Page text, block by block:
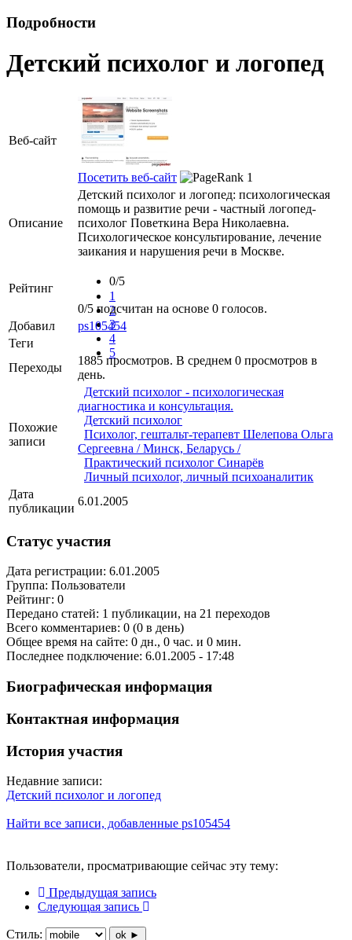
Подробности
Детский психолог и логопед
Веб-сайт
Посетить веб-сайт
Описание
Детский психолог и логопед: психологическая
помощь и развитие речи - частный логопед-
психолог Поветкина Вера Николаевна.
Психологическое консультирование, лечение
заикания и нарушения речи в Москве.
Рейтинг
0/5
1
2
3
4
5
0/5 подсчитан на основе 0 голосов.
Добавил
ps105454
Теги
Переходы
1885 просмотров. В среднем 0 просмотров в
день.
Похожие
записи
Детский психолог - психологическая
диагностика и консультация.
Детский психолог
Психолог, гештальт-терапевт Шелепова Ольга
Сергеевна / Минск, Беларусь /
Практический психолог Синарёв
Личный психолог, личный психоаналитик
Дата
публикации
6.01.2005
Статус участия
Дата регистрации: 6.01.2005
Группа: Пользователи
Рейтинг: 0
Передано статей: 1 публикации, на 21 переходов
Всего комментариев: 0 (0 в день)
Общее время на сайте: 0 дн., 0 час. и 0 мин.
Последнее подключение: 6.01.2005 - 17:48
Биографическая информация
Контактная информация
История участия
Недавние записи:
Детский психолог и логопед
Найти все записи, добавленные ps105454
Пользователи, просматривающие сейчас эту тему:
Предыдущая запись
Следующая запись
Стиль: ok ►